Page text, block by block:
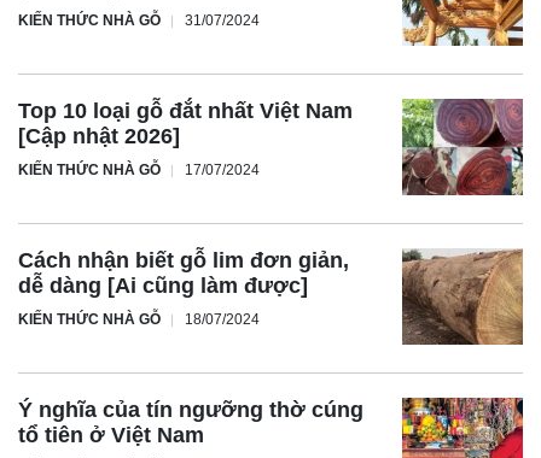
KIẾN THỨC NHÀ GỖ 31/07/2024
Top 10 loại gỗ đắt nhất Việt Nam
[Cập nhật 2026]
KIẾN THỨC NHÀ GỖ 17/07/2024
Cách nhận biết gỗ lim đơn giản,
dễ dàng [Ai cũng làm được]
KIẾN THỨC NHÀ GỖ 18/07/2024
Ý nghĩa của tín ngưỡng thờ cúng
tổ tiên ở Việt Nam